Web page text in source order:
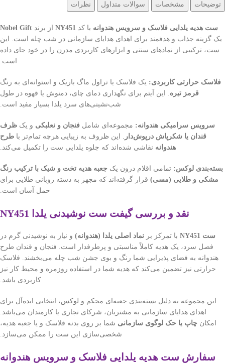
توضیحات مشخصات سوالات متداول نظرات
ست هدیه یلدایی فلاسک و سرویس هندوانه با کد NY451 از برند Nobel Gift
یک گزینه جذاب و هدفمند برای اهدای هدایای سازمانی در شب چله است. این
ست، ترکیبی از نمادهای سنتی و ابزارهای کاربردی مدرن را در خود جای داده
است:
فلاسک حرارتی کاربردی: یک فلاسک یا تراول ماگ باریک و استوانه‌ای به رنگ
قرمز تیره. این آیتم برای نگهداری دمای چای، دمنوش یا قهوه در طول
شب‌نشینی‌های سرد یلدا بسیار مفید است.
سرویس سرامیکی هندوانه: مجموعه‌ای شامل فنجان و نعلبکی و یک ظرف
قندان یا شکرپاش درپوش‌دار . این ظروف به زیبایی هرچه تمام‌تر با طرح
هندوانه نقاشی شده‌اند که جلوه یلدایی ست را تکمیل می‌کند.
بسته‌بندی لوکس: تمامی اقلام درون یک جعبه هدیه تخت و شیک با ترکیب رنگ
مشکی و طلایی (مسی) قرار گرفته‌اند که مجهز به دسته روبانی طلایی برای
حمل آسان است.
نقد و بررسی گیفت ست نوشیدنی یلدا NY451
ست NY451 با تمرکز بر نماد اصلی یلدا (هندوانه) و نیاز به نوشیدنی گرم در
فصل سرد، یک هدیه کاملاً مناسبتی و پرطرفدار است. فنجان و قندان طرح
هندوانه به فضای پذیرایی شما رنگ و بوی جشن شب چله می‌بخشند. فلاسک
حرارتی نیز تضمین می‌کند که هدیه شما در استفاده روزمره و محیط کار نیز
کاربردی باشد.
این مجموعه به دلیل بسته‌بندی جعبه‌ای محکم و لوکس، انتخابی ایده‌آل برای
اهدای هدایای سازمانی به مشتریان، شرکای تجاری یا کارمندان می‌باشد.
امکان چاپ یا حک لوگوی سازمانی شما بر روی بدنه فلاسک و یا جعبه هدیه،
شخصی‌سازی این ست را ممکن می‌سازد.
سفارش ست هدیه یلدایی فلاسک و سرویس هندوانه